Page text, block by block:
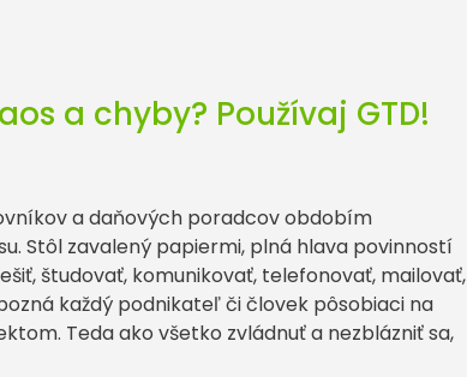
a chyby? Používaj GTD!
a daňových poradcov obdobím
Stôl zavalený papiermi, plná hlava povinností
študovať, komunikovať, telefonovať, mailovať,
každý podnikateľ či človek pôsobiaci na
Teda ako všetko zvládnuť a nezblázniť sa,